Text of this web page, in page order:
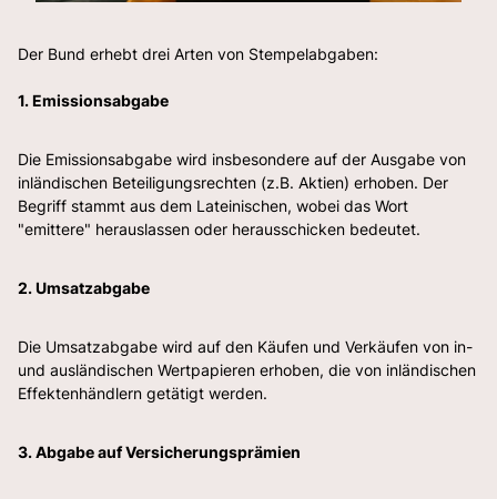
Der Bund erhebt drei Arten von Stempelabgaben:
1. Emissionsabgabe
Die Emissionsabgabe wird insbesondere auf der Ausgabe von
inländischen Beteiligungsrechten (z.B. Aktien) erhoben. Der
Begriff stammt aus dem Lateinischen, wobei das Wort
"emittere" herauslassen oder herausschicken bedeutet.
2. Umsatzabgabe
Die Umsatzabgabe wird auf den Käufen und Verkäufen von in-
und ausländischen Wertpapieren erhoben, die von inländischen
Effektenhändlern getätigt werden.
3. Abgabe auf Versicherungsprämien